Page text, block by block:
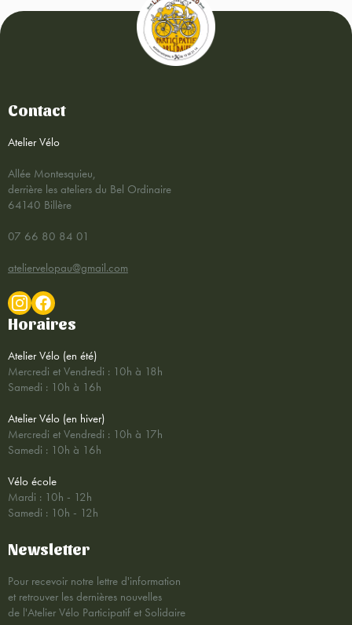
Contact
Atelier Vélo
Allée Montesquieu,
derrière les ateliers du Bel Ordinaire
64140 Billère
07 66 80 84 01
ateliervelopau@gmail.com
Horaires
Atelier Vélo (en été)
Mercredi et Vendredi : 10h à 18h
Samedi : 10h à 16h
Atelier Vélo (en hiver)
Mercredi et Vendredi : 10h à 17h
Samedi : 10h à 16h
Vélo école
Mardi : 10h - 12h
Samedi : 10h - 12h
Newsletter
Pour recevoir notre lettre d'information
et retrouver les dernières nouvelles
de l'Atelier Vélo Participatif et Solidaire